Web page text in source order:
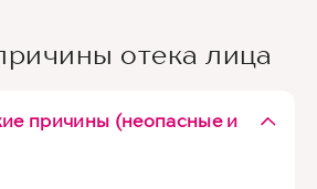
отека лица
причины (неопасные и